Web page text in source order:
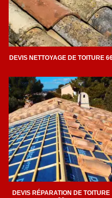
DEVIS NETTOYAGE DE TOITURE
DEVIS RÉPARATION DE TOITURE